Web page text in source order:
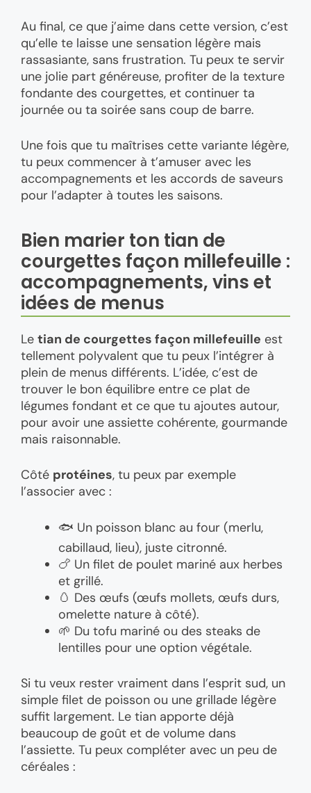
Au final, ce que j’aime dans cette version, c’est
qu’elle te laisse une sensation légère mais
rassasiante, sans frustration. Tu peux te servir
une jolie part généreuse, profiter de la texture
fondante des courgettes, et continuer ta
journée ou ta soirée sans coup de barre.
Une fois que tu maîtrises cette variante légère,
tu peux commencer à t’amuser avec les
accompagnements et les accords de saveurs
pour l’adapter à toutes les saisons.
Bien marier ton tian de
courgettes façon millefeuille :
accompagnements, vins et
idées de menus
Le tian de courgettes façon millefeuille est
tellement polyvalent que tu peux l’intégrer à
plein de menus différents. L’idée, c’est de
trouver le bon équilibre entre ce plat de
légumes fondant et ce que tu ajoutes autour,
pour avoir une assiette cohérente, gourmande
mais raisonnable.
Côté protéines, tu peux par exemple
l’associer avec :
🐟 Un poisson blanc au four (merlu,
cabillaud, lieu), juste citronné.
🍗 Un filet de poulet mariné aux herbes
et grillé.
🥚 Des œufs (œufs mollets, œufs durs,
omelette nature à côté).
🌱 Du tofu mariné ou des steaks de
lentilles pour une option végétale.
Si tu veux rester vraiment dans l’esprit sud, un
simple filet de poisson ou une grillade légère
suffit largement. Le tian apporte déjà
beaucoup de goût et de volume dans
l’assiette. Tu peux compléter avec un peu de
céréales :